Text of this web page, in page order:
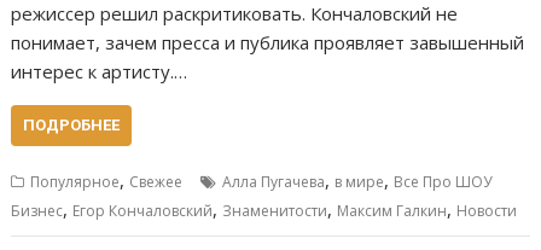
режиссер решил раскритиковать. Кончаловский не
понимает, зачем пресса и публика проявляет завышенный
интерес к артисту.…
ПОДРОБНЕЕ
Популярное, Свежее Алла Пугачева, в мире, Все Про ШОУ
Бизнес, Егор Кончаловский, Знаменитости, Максим Галкин, Новости